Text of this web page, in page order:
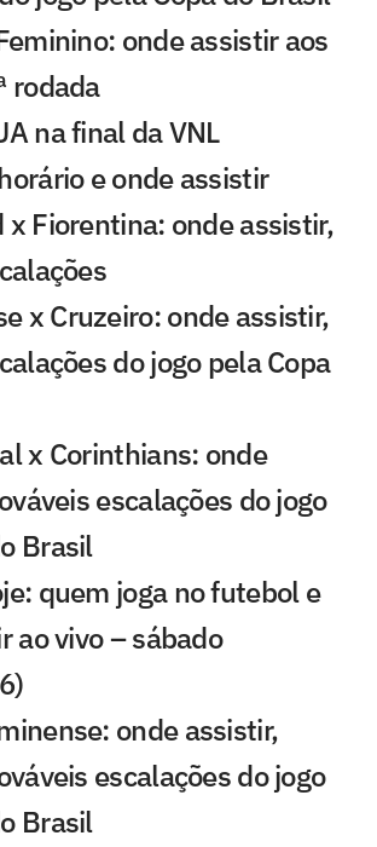
onde assistir aos
rodada
na final da VNL
e onde assistir
x Fiorentina: onde assistir,
x Cruzeiro: onde assistir,
do jogo pela Copa
x Corinthians: onde
escalações do jogo
Brasil
quem joga no futebol e
ao vivo – sábado
onde assistir,
escalações do jogo
Brasil